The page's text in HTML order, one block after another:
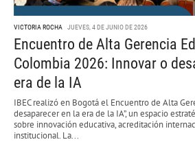
VICTORIA ROCHA JUEVES, 4 DE JUNIO DE 2026
Encuentro de Alta Gerencia
Colombia 2026: Innovar o
era de la IA
IBEC realizó en Bogotá el Encuentro de Alta
desaparecer en la era de la IA”, un espacio
sobre innovación educativa, acreditación
institucional. La...